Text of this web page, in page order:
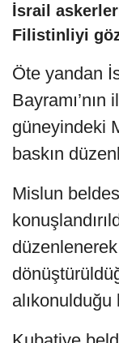
İsrail
Filistinliyi
Öte yandan
güneyindeki
baskın
Mislun
alıkonulduğu